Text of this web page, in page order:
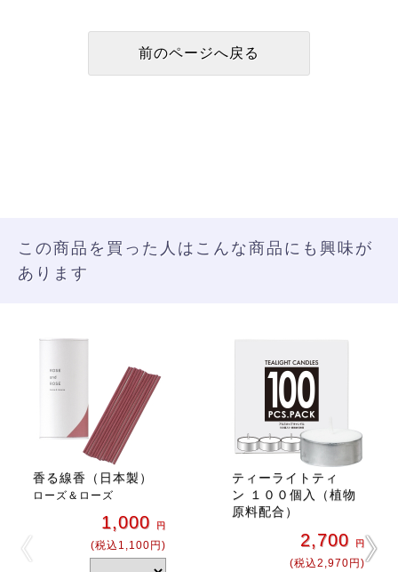
この商品を買った人はこんな商品にも興味が
あります
香る線香（日本製）
ローズ＆ローズ
1,000 円
(税込1,100円)
ティーライトティ
ン １００個入（植物
原料配合）
2,700 円
(税込2,970円)